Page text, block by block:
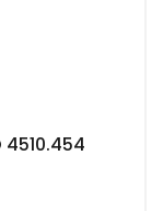
4510.454